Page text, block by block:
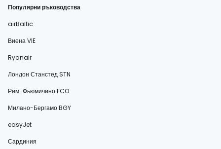
Популярни ръководства
airBaltic
Виена VIE
Ryanair
Лондон Станстед STN
Рим-Фьюмичино FCO
Милано-Бергамо BGY
easyJet
Сардиния